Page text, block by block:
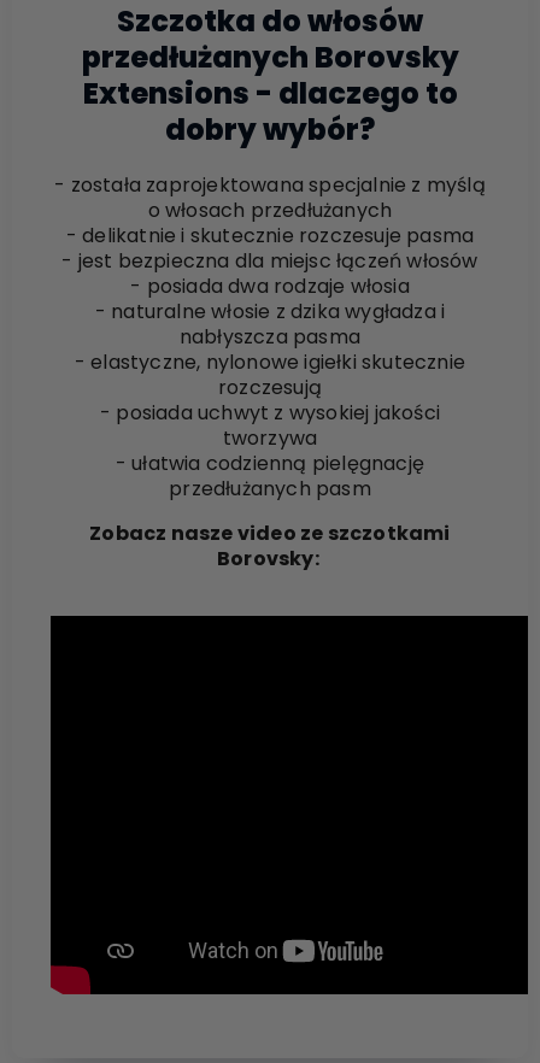
Szczotka do włosów
przedłużanych Borovsky
Extensions - dlaczego to
dobry wybór?
- została zaprojektowana specjalnie z myślą
o włosach przedłużanych
- delikatnie i skutecznie rozczesuje pasma
- jest bezpieczna dla miejsc łączeń włosów
- posiada dwa rodzaje włosia
- naturalne włosie z dzika wygładza i
nabłyszcza pasma
- elastyczne, nylonowe igiełki skutecznie
rozczesują
- posiada uchwyt z wysokiej jakości
tworzywa
- ułatwia codzienną pielęgnację
przedłużanych pasm
Zobacz nasze video ze szczotkami
Borovsky: